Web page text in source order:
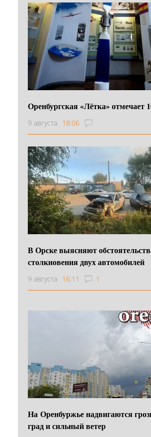
Оренбургская «Лётка» отмечает
9 августа 18:06
В Орске выясняют
столкновения двух автомобилей
9 августа 16:11 1
На Оренбуржье надвигаются
град и сильный ветер